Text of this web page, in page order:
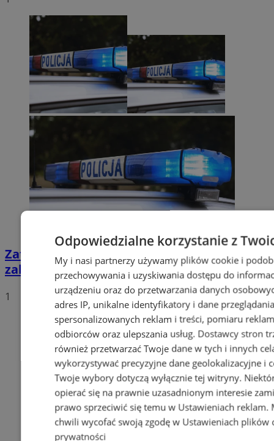
Zatrzymany za złamanie podwójnego
zakazu prowadzenia pojazdów!
1
Odpowiedzialne korzystanie z
My i nasi partnerzy używamy plików cookie i
przechowywania i uzyskiwania dostępu do
urządzeniu oraz do przetwarzania danych
adres IP, unikalne identyfikatory i dane
spersonalizowanych reklam i treści, pomiaru
odbiorców oraz ulepszania usług. Dostawcy stron
również przetwarzać Twoje dane w tych i innych
wykorzystywać precyzyjne dane geolokalizacyjne i
Twoje wybory dotyczą wyłącznie tej witryny.
opierać się na prawnie uzasadnionym interesie
prawo sprzeciwić się temu w Ustawieniach reklam.
chwili wycofać swoją zgodę w Ustawieniach plików
prywatności